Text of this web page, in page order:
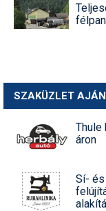
SZAKÜZLET
Thule
áron
Sí-